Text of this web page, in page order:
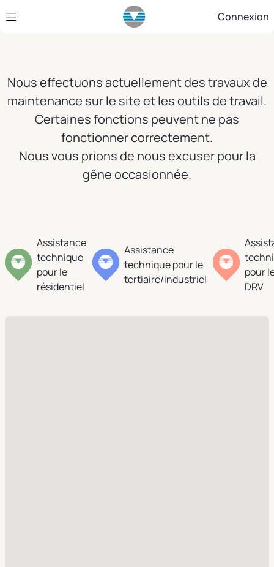
Saut au contenu principal Connexion
Nous effectuons actuellement des travaux de
maintenance sur le site et les outils de travail.
Certaines fonctions peuvent ne pas
fonctionner correctement.
Nous vous prions de nous excuser pour la
gêne occasionnée.
Assistance
technique
pour le
résidentiel
Assistance
technique pour le
tertiaire/industriel
pour
DRV